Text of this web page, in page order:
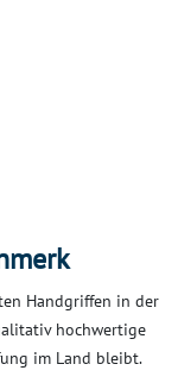
Handgriffen in der
hochwertige
im Land bleibt.